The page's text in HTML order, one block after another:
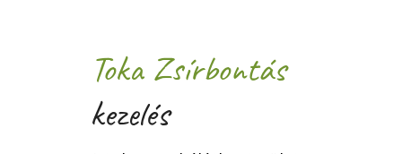
Toka Zsírbontás
kezelés